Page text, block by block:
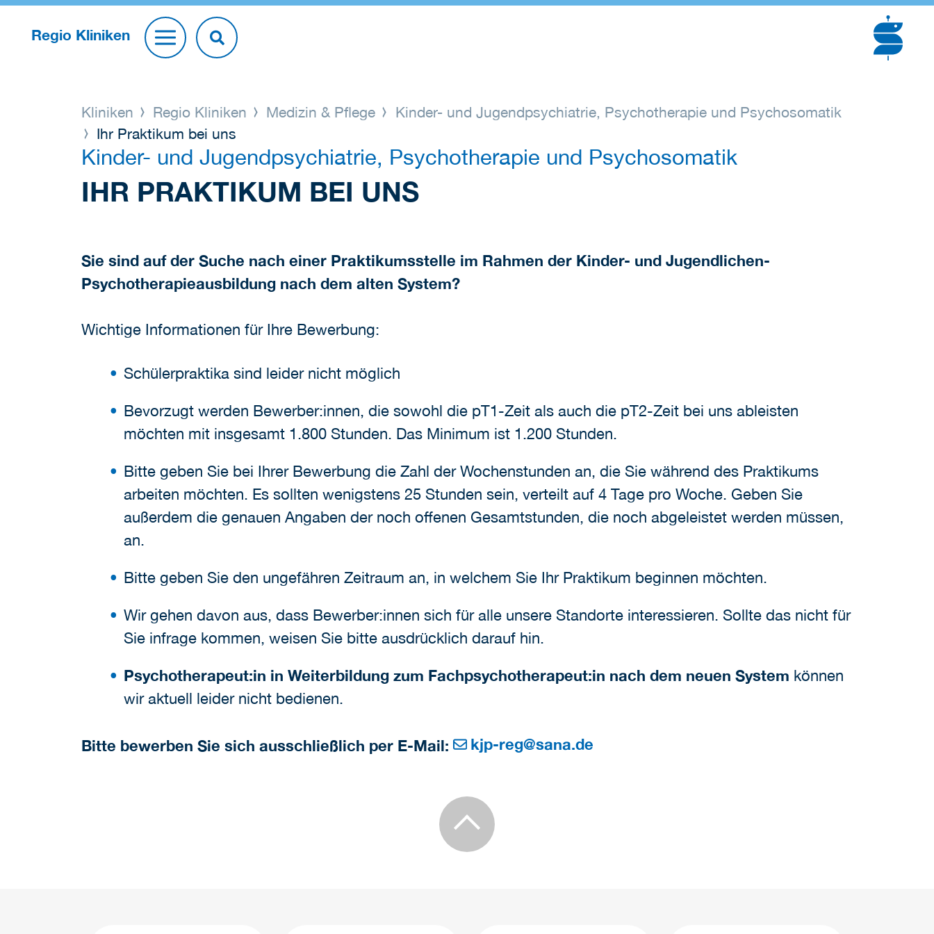
Regio Kliniken
Kliniken Regio Kliniken Medizin & Pflege
Kinder- und Jugendpsychiatrie, Psychotherapie und Psychosomatik
Ihr Praktikum bei uns
Kinder- und Jugendpsychiatrie, Psychotherapie und Psychosomatik
IHR PRAKTIKUM BEI UNS
Sie sind auf der Suche nach einer Praktikumsstelle im Rahmen der Kinder- und Jugendlichen-
Psychotherapieausbildung nach dem alten System?
Wichtige Informationen für Ihre Bewerbung:
Schülerpraktika sind leider nicht möglich
Bevorzugt werden Bewerber:innen, die sowohl die pT1-Zeit als auch die pT2-Zeit bei uns ableisten
möchten mit insgesamt 1.800 Stunden. Das Minimum ist 1.200 Stunden.
Bitte geben Sie bei Ihrer Bewerbung die Zahl der Wochenstunden an, die Sie während des Praktikums
arbeiten möchten. Es sollten wenigstens 25 Stunden sein, verteilt auf 4 Tage pro Woche. Geben Sie
außerdem die genauen Angaben der noch offenen Gesamtstunden, die noch abgeleistet werden müssen,
an.
Bitte geben Sie den ungefähren Zeitraum an, in welchem Sie Ihr Praktikum beginnen möchten.
Wir gehen davon aus, dass Bewerber:innen sich für alle unsere Standorte interessieren. Sollte das nicht für
Sie infrage kommen, weisen Sie bitte ausdrücklich darauf hin.
Psychotherapeut:in in Weiterbildung zum Fachpsychotherapeut:in nach dem neuen System können
wir aktuell leider nicht bedienen.
Bitte bewerben Sie sich ausschließlich per E-Mail: kjp-reg@sana.de